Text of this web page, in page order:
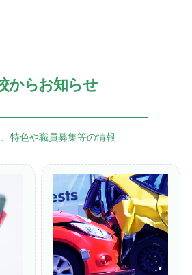
からお知らせ
特色や職員募集等の情報